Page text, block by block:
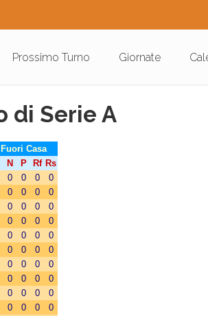
Prossimo Turno Giornate
di Serie A
Fuori Casa
N P Rf Rs
0 0 0
0
0 0 0
0
0 0 0
0
0 0 0
0
0 0 0
0
0 0 0
0
0 0 0
0
0 0 0
0
0 0 0
0
0 0 0
0